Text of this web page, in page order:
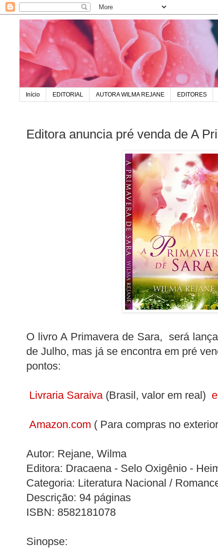
Início EDITORIAL AUTORA WILMA REJANE EDITORES
Editora anuncia pré venda de A
O livro A Primavera de Sara, será
de Julho, mas já se encontra em pré
pontos:
Livraria Saraiva (Brasil, valor em real)
Amazon.com ( Para compras no
Autor: Rejane, Wilma
Editora: Dracaena - Selo Oxigênio -
Categoria: Literatura Nacional /
Descrição: 94 páginas
ISBN: 8582181078
Sinopse: